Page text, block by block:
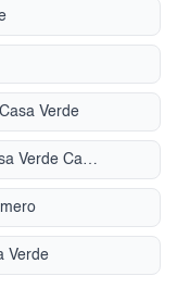
Verde
Condomínio Conjunto Residencial Casa Verde Casa Verde
Verde